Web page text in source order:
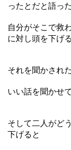
ったとだと語っ
自分がそこで救
に対し頭を下げ
それを聞かされ
いい話を聞かせ
そして二人がど
下げると